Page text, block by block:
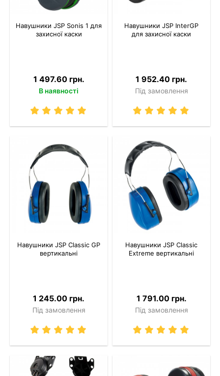
Навушники JSP Sonis 1 для
захисної каски
1 497.60 грн.
В наявності
Навушники JSP InterGP
для захисної каски
1 952.40 грн.
Під замовлення
Навушники JSP Classic GP
вертикальні
1 245.00 грн.
Під замовлення
Навушники JSP Classic
Extreme вертикальні
1 791.00 грн.
Під замовлення